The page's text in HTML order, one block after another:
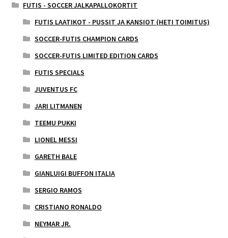
FUTIS - SOCCER JALKAPALLOKORTIT
FUTIS LAATIKOT - PUSSIT JA KANSIOT (HETI TOIMITUS)
SOCCER-FUTIS CHAMPION CARDS
SOCCER-FUTIS LIMITED EDITION CARDS
FUTIS SPECIALS
JUVENTUS FC
JARI LITMANEN
TEEMU PUKKI
LIONEL MESSI
GARETH BALE
GIANLUIGI BUFFON ITALIA
SERGIO RAMOS
CRISTIANO RONALDO
NEYMAR JR.